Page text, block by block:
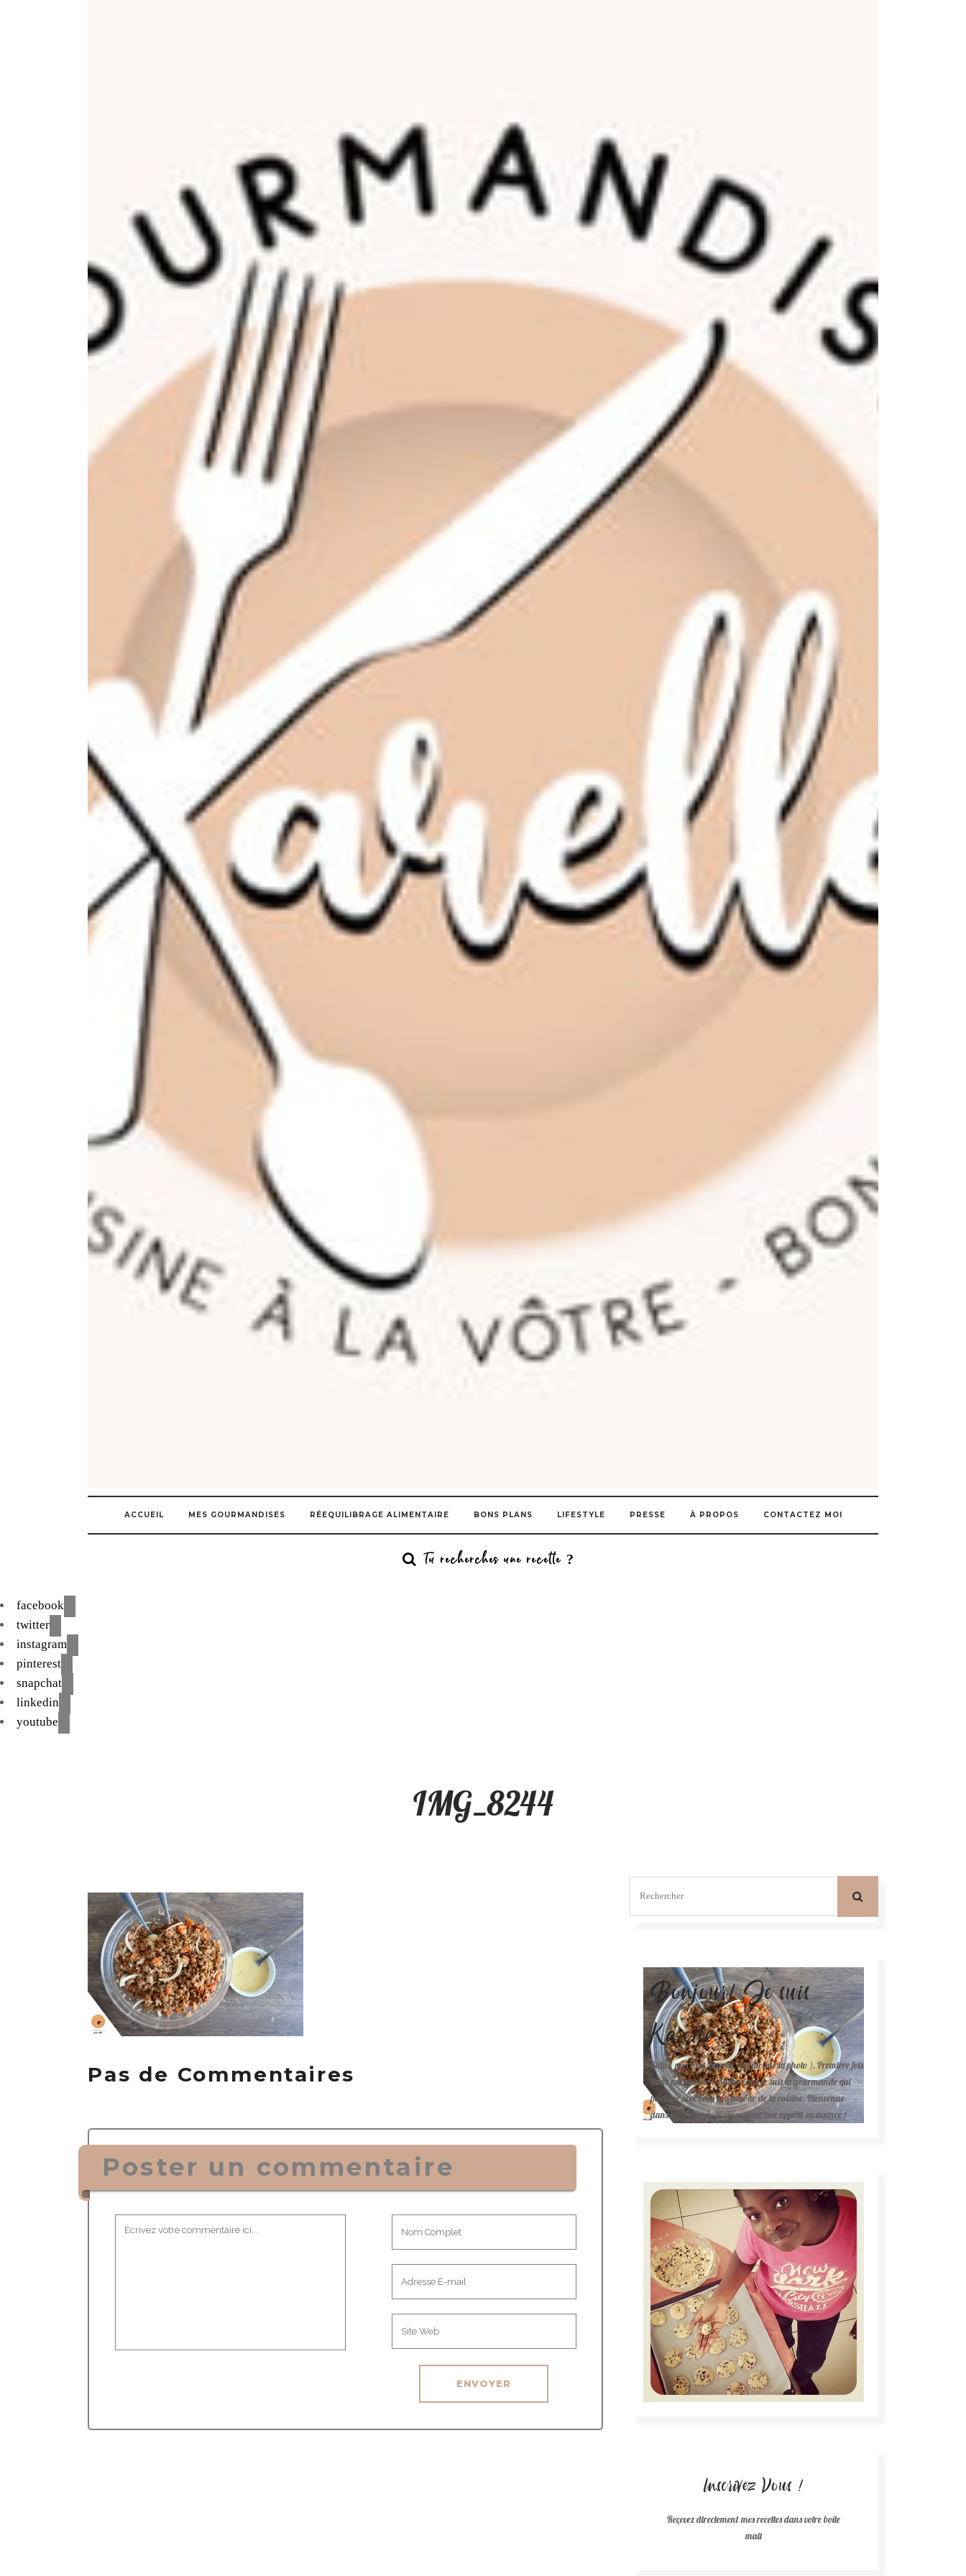
ACCUEIL MES GOURMANDISES RÉEQUILIBRAGE ALIMENTAIRE BONS PLANS LIFESTYLE PRESSE À PROPOS CONTACTEZ MOI
facebook
twitter
instagram
pinterest
snapchat
linkedin
youtube
IMG_8244
Pas de Commentaires
Poster un commentaire
Bonjour! Je suis
Karelle.
Salut, moi c'est Karelle (la fille sur la photo ). Première fois
dans ma cuisine ? Sachez que je suis la gourmande qui
partage avec vous son amour de la cuisine. Bienvenue
dans mon monde mais surtout bon appétit en avance !
Inscrivez Vous !
Reçevez directement mes recettes dans votre boîte
mail